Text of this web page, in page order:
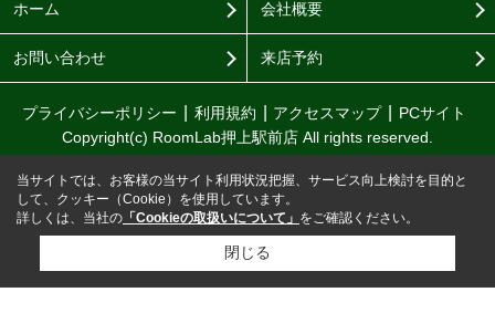
ホーム 会社概要
お問い合わせ 来店予約
プライバシーポリシー 利用規約 アクセスマップ
PCサイト
Copyright(c) RoomLab押上駅前店 All rights reserved.
当サイトでは、お客様の当サイト利用状況把握、サービス向上検討を目的と
して、クッキー（Cookie）を使用しています。
詳しくは、当社の 「Cookieの取扱いについて」 をご確認ください。
閉じる